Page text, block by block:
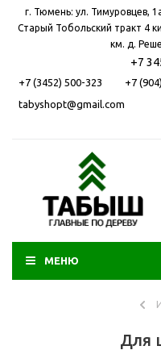
г. Тюмень: ул. Тимуровцев,
Старый Тобольский тракт 4
км. д.
+7
+7 (3452) 500-323 +7
tabyshopt@gmail.com
МЕНЮ
Для